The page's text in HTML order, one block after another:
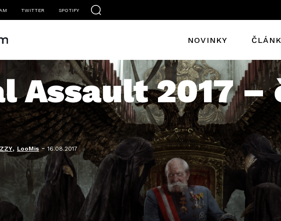
TWITTER SPOTIFY
NOVINKY
Assault 2017
, LooMis-16.08.2017